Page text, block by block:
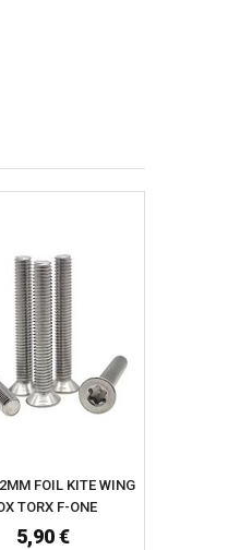
FOIL KITE WING
TORX F-ONE
5,90 €